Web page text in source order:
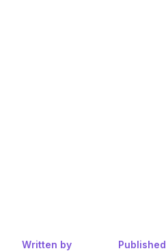
Written by